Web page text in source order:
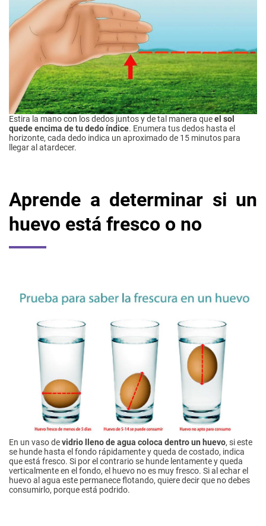
Estira la mano con los dedos juntos y de tal manera queel sol
quede encima de tu dedo índice. Enumera tus dedos hasta el
horizonte, cada dedo indica un aproximado de 15 minutos para
llegar al atardecer.
Aprende a determinar si un
huevo está fresco o no
En un vaso devidrio lleno de agua coloca dentro un huevo, si este
se hunde hasta el fondo rápidamente y queda de costado, indica
que está fresco. Si por el contrario se hunde lentamente y queda
verticalmente en el fondo, el huevo no es muy fresco. Si al echar el
huevo al agua este permanece flotando, quiere decir que no debes
consumirlo, porque está podrido.